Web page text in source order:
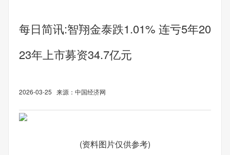
每日简讯:智翔金泰跌1.01% 连亏5年20
23年上市募资34.7亿元
2026-03-25 来源：中国经济网
(资料图片仅供参考)